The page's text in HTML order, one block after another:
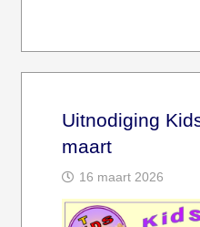
Uitnodiging
maart
16 maart 2026